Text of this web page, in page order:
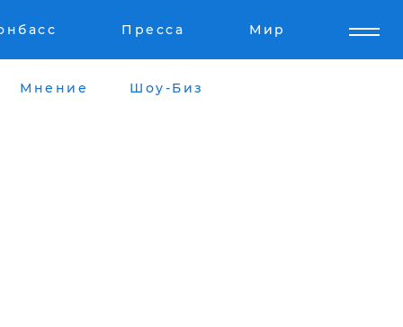
Пресса Мир
Мнение Шоу-Биз